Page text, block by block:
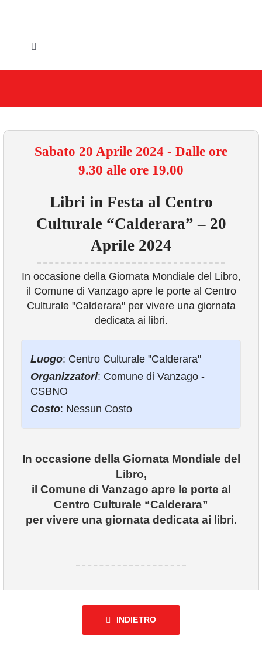
Toggle
IL COMUNE
SERVIZI E UTILITA’
AREE TEMATICHE
VIVERE VANZAGO
COMUNICAZIONE
Sabato 20 Aprile 2024 - Dalle ore
9.30 alle ore 19.00
Libri in Festa al Centro
Culturale “Calderara” – 20
Aprile 2024
In occasione della Giornata Mondiale del Libro,
il Comune di Vanzago apre le porte al Centro
Culturale "Calderara" per vivere una giornata
dedicata ai libri.
Luogo: Centro Culturale "Calderara"
Organizzatori: Comune di Vanzago -
CSBNO
Costo: Nessun Costo
In occasione della Giornata Mondiale del
Libro,
il Comune di Vanzago apre le porte al
Centro Culturale “Calderara”
per vivere una giornata dedicata ai libri.
INDIETRO